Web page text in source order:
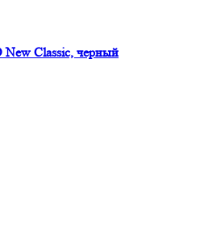
Classic, черный